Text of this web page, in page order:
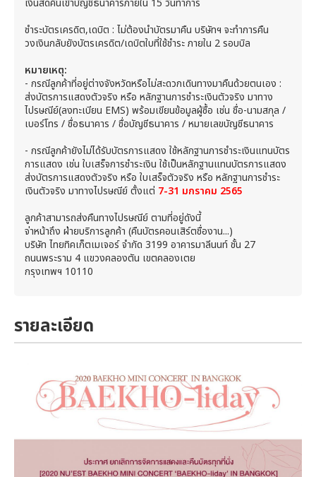
ชำระบัตรเครดิต,เดบิต : ไม่ต้องนำบัตรมาคืน บริษัทฯ จะทำการคืน
วงเงินกลับยังบัตรเครดิต/เดบิตใบที่ใช้ชำระ ภายใน 2 รอบบิล
หมายเหตุ:
- กรณีลูกค้าที่อยู่ต่างจังหวัดหรือไม่สะดวกเดินทางมาคืนด้วยตนเอง :
ส่งบัตรการแสดงตัวจริง หรือ หลักฐานการชำระเงินตัวจริง มาทาง
ไปรษณีย์(ลงทะเบียน EMS) พร้อมเขียนข้อมูลผู้ซื้อ เช่น ชื่อ-นามสกุล /
เบอร์โทร / ชื่อธนาคาร / ชื่อบัญชีธนาคาร / หมายเลขบัญชีธนาคาร
- กรณีลูกค้ายังไม่ได้รับบัตรการแสดง ใช้หลักฐานการชำระเงินแทนบัตร
การแสดง เช่น ใบเสร็จการชำระเงิน ใช้เป็นหลักฐานแทนบัตรการแสดง
ส่งบัตรการแสดงตัวจริง หรือ ใบเสร็จตัวจริง หรือ หลักฐานการชำระ
เงินตัวจริง มาทางไปรษณีย์ ตั้งแต่ 7-31 มกราคม 2565
ลูกค้าสามารถส่งคืนทางไปรษณีย์ ตามที่อยู่ดังนี้
จ่าหน้าถึง ฝ่ายบริการลูกค้า (คืนบัตรคอนเสิร์ตชื่องาน...)
บริษัท ไทยทิคเก็ตเมเจอร์ จำกัด 3199 อาคารมาลีนนท์ ชั้น 27
ถนนพระราม 4 แขวงคลองตัน เขตคลองเตย
กรุงเทพฯ 10110
รายละเอียด